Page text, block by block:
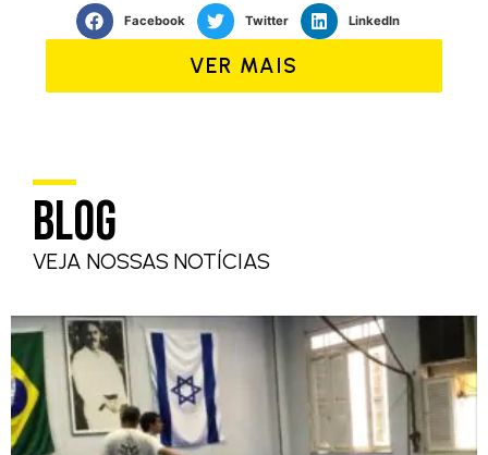
Facebook Twitter LinkedIn
VER MAIS
BLOG
VEJA NOSSAS NOTÍCIAS